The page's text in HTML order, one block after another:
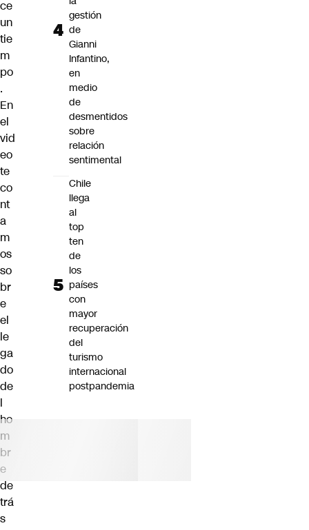
ce
un
tie
m
po
.
En
el
vid
eo
te
co
nt
a
m
os
so
br
e
el
le
ga
do
de
l
ho
m
br
e
de
trá
s
gestión
de
Gianni
Infantino,
en
medio
de
desmentidos
sobre
relación
sentimental
Chile
llega
al
top
ten
de
los
países
con
mayor
recuperación
del
turismo
internacional
postpandemia